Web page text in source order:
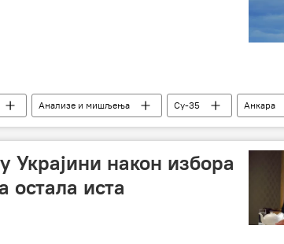
Анализе и мишљења Су-35
Анкара
Украјини након избора
остала иста